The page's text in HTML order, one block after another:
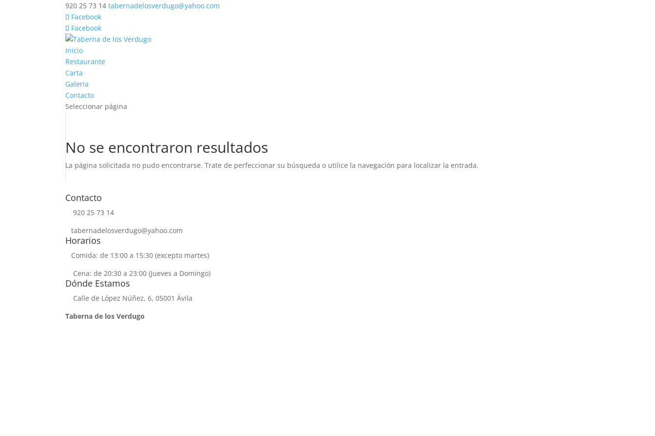
920 25 73 14tabernadelosverdugo@yahoo.com
Facebook
Facebook
Inicio
Restaurante
Carta
Galeria
Contacto
Seleccionar página
No se encontraron resultados
La página solicitada no pudo encontrarse. Trate de perfeccionar su búsqueda o utilice la navegación para localizar la entrada.
Contacto
920 25 73 14
tabernadelosverdugo@yahoo.com
Horarios
Comida: de 13:00 a 15:30 (excepto martes)
Cena: de 20:30 a 23:00 (Jueves a Domingo)
Dónde Estamos
Calle de López Núñez, 6, 05001 Ávila
Taberna de los Verdugo